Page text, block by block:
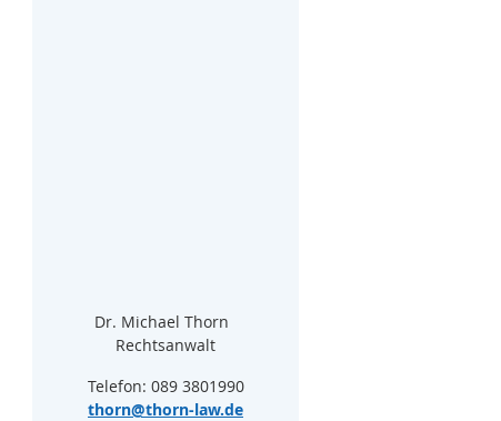
Dr. Michael Thorn
Rechtsanwalt
Telefon: 089 3801990
thorn@thorn-law.de